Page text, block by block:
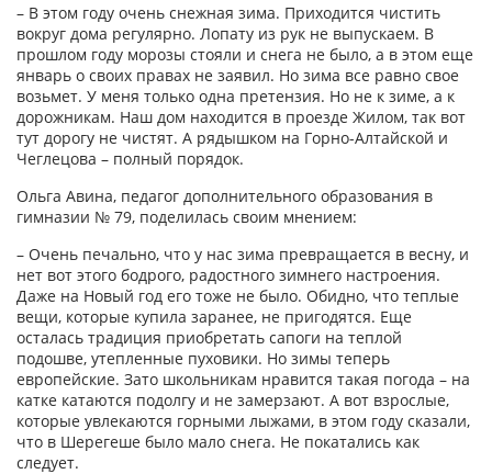
– В этом году очень снежная зима. Приходится чистить
вокруг дома регулярно. Лопату из рук не выпус­каем. В
прошлом году морозы стоя­ли и снега не было, а в этом еще
январь о своих правах не за­явил. Но зима все равно свое
возьмет. У меня только одна претензия. Но не к зиме, а к
дорожникам. Наш дом находится в проезде Жилом, так вот
тут дорогу не чистят. А рядышком на Горно-Алтайской и
Чеглецова – полный порядок.
Ольга Авина, педагог дополнительного образования в
гимназии № 79, поделилась своим мнением:
– Очень печально, что у нас зима превращается в весну, и
нет вот этого бодрого, радостного зимнего настроения.
Даже на Новый год его тоже не было. Обидно, что теп­лые
вещи, которые купила заранее, не пригодятся. Еще
осталась традиция приобретать сапоги на теплой
подошве, утепленные пуховики. Но зимы теперь
европейские. Зато школьникам нравится такая погода – на
катке катаются подолгу и не замерзают. А вот взрослые,
которые увлекаются горными лыжами, в этом году сказали,
что в Шерегеше было мало снега. Не покатались как
следует.